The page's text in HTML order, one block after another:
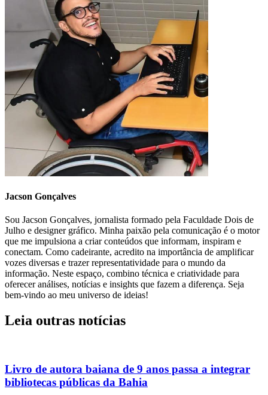
Jacson Gonçalves
Sou Jacson Gonçalves, jornalista formado pela Faculdade Dois de
Julho e designer gráfico. Minha paixão pela comunicação é o motor
que me impulsiona a criar conteúdos que informam, inspiram e
conectam. Como cadeirante, acredito na importância de amplificar
vozes diversas e trazer representatividade para o mundo da
informação. Neste espaço, combino técnica e criatividade para
oferecer análises, notícias e insights que fazem a diferença. Seja
bem-vindo ao meu universo de ideias!
Leia outras notícias
Livro de autora baiana de 9 anos passa a integrar
bibliotecas públicas da Bahia